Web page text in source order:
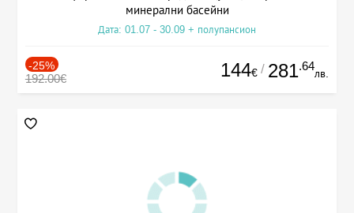
минерални басейни
Дата: 01.07 - 30.09 + полупансион
-25%
192.00€ 144€ / 281.64
лв.